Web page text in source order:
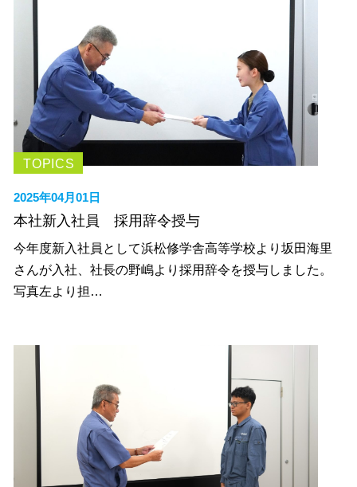
TOPICS
2025年04月01日
本社新入社員 採用辞令授与
今年度新入社員として浜松修学舎高等学校より坂田海里
さんが入社、社長の野嶋より採用辞令を授与しました。
写真左より担…